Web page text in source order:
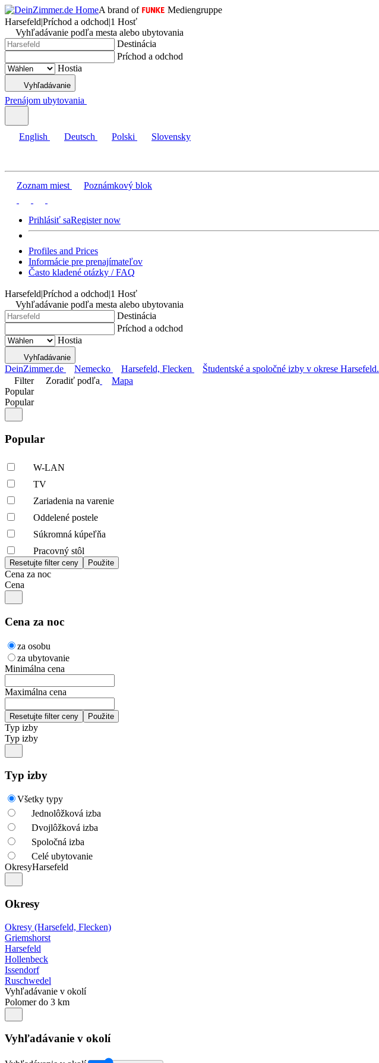
A brand of
Mediengruppe
Harsefeld|Príchod a odchod|1 Hosť
Vyhľadávanie podľa mesta alebo ubytovania
Destinácia
Príchod a odchod
Hostia
Vyhľadávanie
Prenájom ubytovania
English Deutsch Polski Slovensky
Zoznam miest Poznámkový blok
Prihlásiť saRegister now
Profiles and Prices
Informácie pre prenajímateľov
Často kladené otázky / FAQ
Harsefeld|Príchod a odchod|1 Hosť
Vyhľadávanie podľa mesta alebo ubytovania
Destinácia
Príchod a odchod
Hostia
Vyhľadávanie
DeinZimmer.de Nemecko Harsefeld, Flecken
Študentské a spoločné izby v okrese Harsefeld.
Filter
Zoradiť podľa
Mapa
Popular
Popular
Popular
W-LAN
TV
Zariadenia na varenie
Oddelené postele
Súkromná kúpeľňa
Pracovný stôl
Cena za noc
Cena
Cena za noc
za osobu
za ubytovanie
Minimálna cena
Maximálna cena
Typ izby
Typ izby
Typ izby
Všetky typy
Jednolôžková izba
Dvojlôžková izba
Spoločná izba
Celé ubytovanie
OkresyHarsefeld
Okresy
Okresy (Harsefeld, Flecken)
Griemshorst
Harsefeld
Hollenbeck
Issendorf
Ruschwedel
Vyhľadávanie v okolí
Polomer do 3 km
Vyhľadávanie v okolí